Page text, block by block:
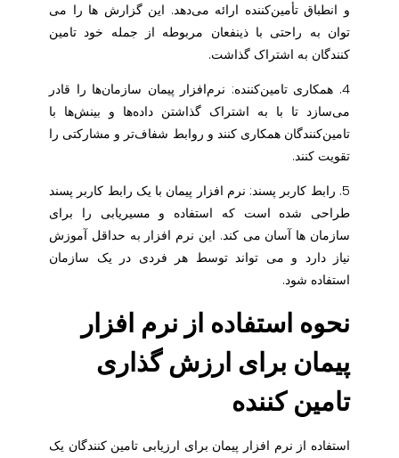
و انطباق تأمین‌کننده ارائه می‌دهد. این گزارش ها را می
توان به راحتی با ذینفعان مربوطه از جمله خود تامین
کنندگان به اشتراک گذاشت.
4. همکاری تامین‌کننده: نرم‌افزار پیمان سازمان‌ها را قادر
می‌سازد تا با به اشتراک گذاشتن داده‌ها و بینش‌ها با
تامین‌کنندگان همکاری کنند و روابط شفاف‌تر و مشارکتی را
تقویت کنند.
5. رابط کاربر پسند: نرم افزار پیمان با یک رابط کاربر پسند
طراحی شده است که استفاده و مسیریابی را برای
سازمان ها آسان می کند. این نرم افزار به حداقل آموزش
نیاز دارد و می تواند توسط هر فردی در یک سازمان
استفاده شود.
نحوه استفاده از نرم افزار
پیمان برای ارزش گذاری
تامین کننده
استفاده از نرم افزار پیمان برای ارزیابی تامین کنندگان یک